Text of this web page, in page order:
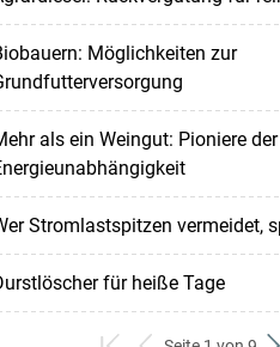
Möglichkeiten zur
als ein Weingut: Pioniere der
Stromlastspitzen vermeidet,
für heiße Tage